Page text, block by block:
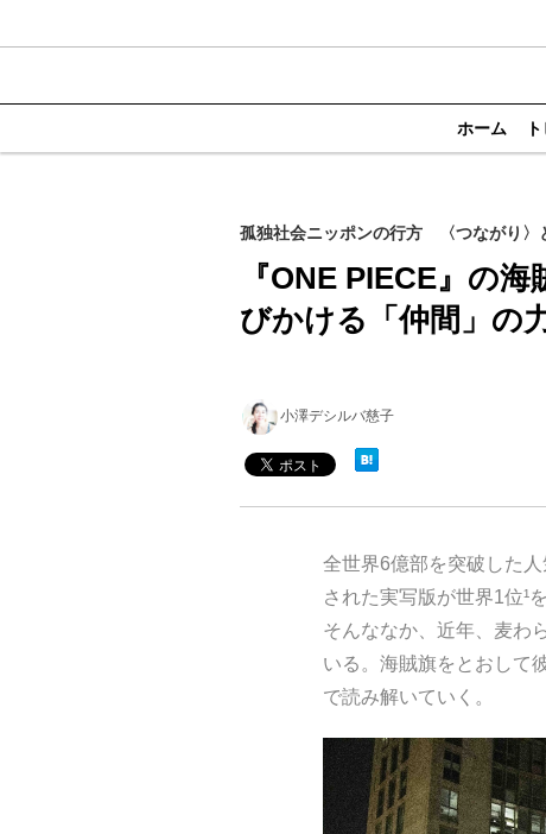
ホーム
孤独社会ニッポンの行方 〈つながり〉
『ONE PIECE』の
びかける「仲間」の
小澤デシルバ慈子
全世界6億部を突破した
された実写版が世界1位¹
そんななか、近年、麦わ
いる。海賊旗をとおして
で読み解いていく。